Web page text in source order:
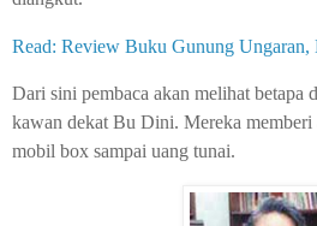
Read: Review Buku Gunung
Dari sini pembaca akan melihat betapa
kawan dekat Bu Dini. Mereka memberi
mobil box sampai uang tunai.